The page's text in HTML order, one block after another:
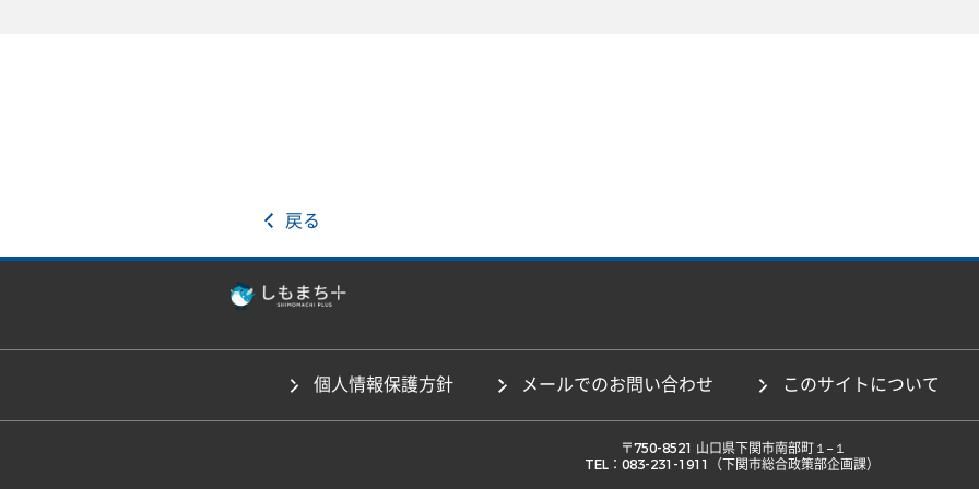
戻る
個人情報保護方針 メールでのお問い合わせ このサイトについて
TEL：083-231-1911（下関市総合政策部企画課）